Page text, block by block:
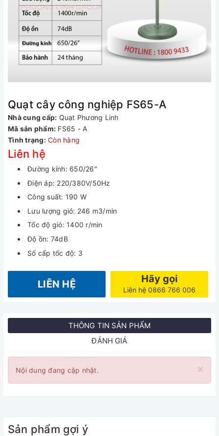
Quạt cây công nghiệp FS65-A
Nhà cung cấp: Quạt Phương Linh
Mã sản phẩm: FS65 - A
Tình trạng: Còn hàng
Liên hệ
Đường kính: 650/26"
Điện áp: 220/380V/50Hz
Công suất: 190 W
Lưu lượng gió: 246 m3/min
Tốc độ gió: 1400 r/min
Độ ồn: 74dB
Số cấp tốc độ: 3
LIÊN HỆ Hãy gọi
Liên hệ 0866 766 006
THÔNG TIN SẢN PHẨM
ĐÁNH GIÁ
×
Nội dung đang cập nhật.
Sản phẩm gợi ý